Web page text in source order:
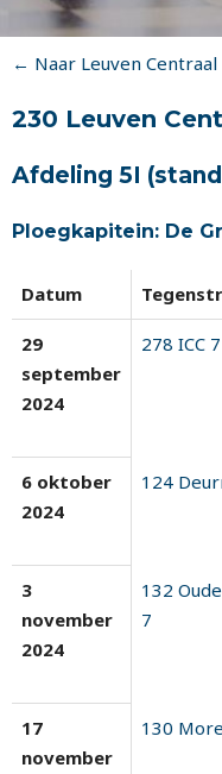
← Naar Leuven Centraal
230 Leuven
Afdeling 5I
Ploegkapitein: De
Datum
29
september
2024
278 ICC 7
6 oktober
2024
124
3
november
2024
132
7
17
november
130